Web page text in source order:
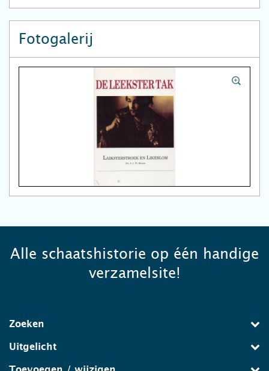
Fotogalerij
Alle schaatshistorie op één handige
verzamelsite!
Zoeken
Uitgelicht